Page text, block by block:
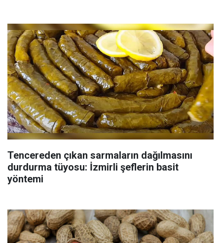
Tencereden çıkan sarmaların dağılmasını
durdurma tüyosu: İzmirli şeflerin basit
yöntemi